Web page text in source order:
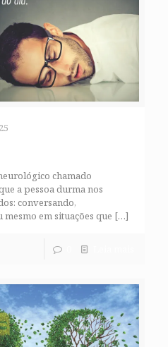
chamado
a pessoa durma nos
conversando,
em situações que […]